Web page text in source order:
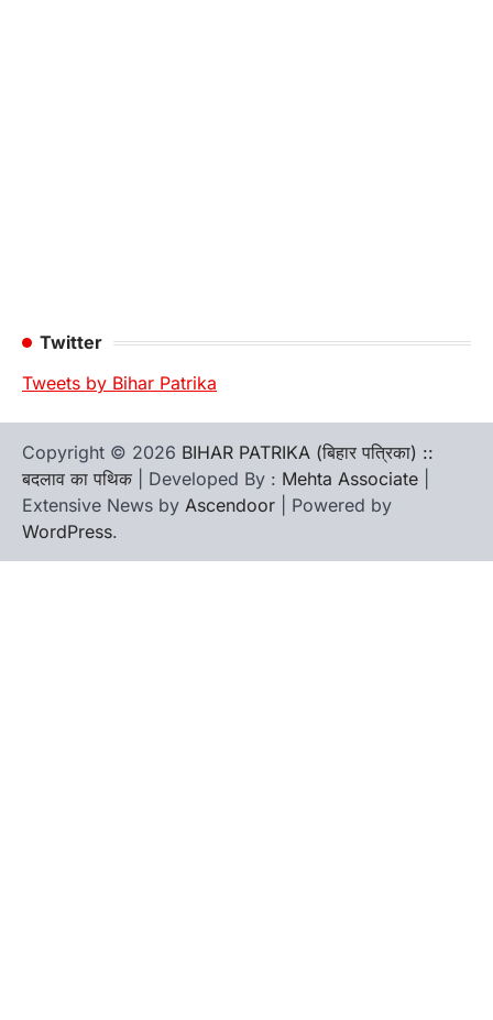
Twitter
Tweets by Bihar Patrika
Copyright © 2026 BIHAR PATRIKA (बिहार पत्रिका) ::
बदलाव का पथिक | Developed By : Mehta Associate
Extensive News by Ascendoor | Powered by
WordPress.